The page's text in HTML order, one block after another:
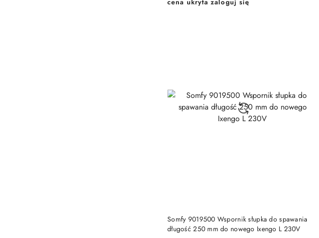
Cena:
Somfy 9019500 Wspornik słupka do spawania
długość 250 mm do nowego Ixengo L 230V
DODAJ DO KOSZYKA